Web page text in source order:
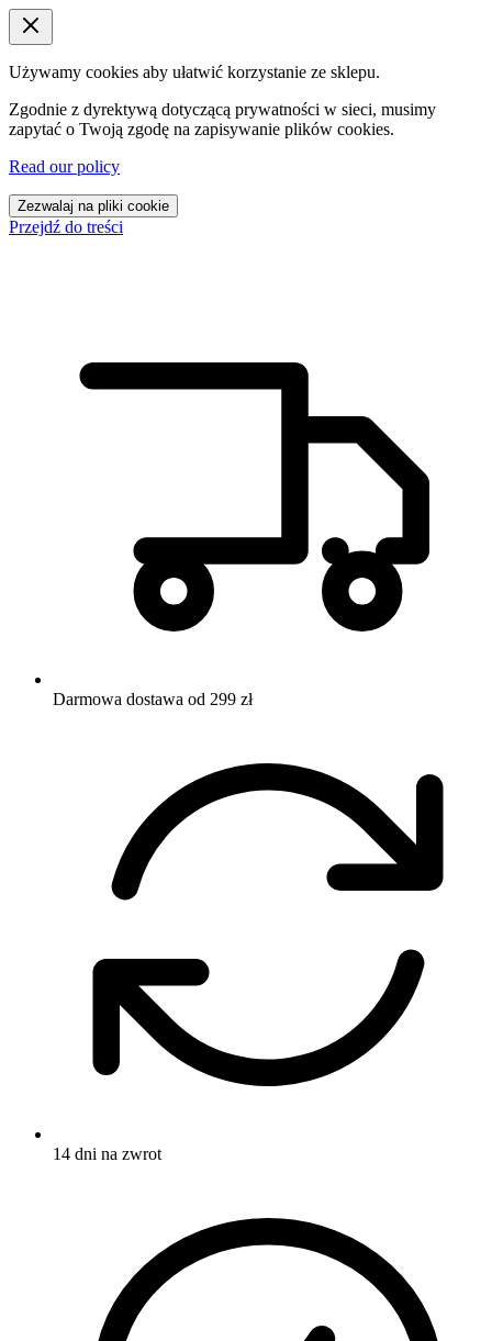
Używamy cookies aby ułatwić korzystanie ze sklepu.
Zgodnie z dyrektywą dotyczącą prywatności w sieci, musimy
zapytać o Twoją zgodę na zapisywanie plików cookies.
Read our policy
Zezwalaj na pliki cookie
Przejdź do treści
Darmowa dostawa od 299 zł
14 dni na zwrot